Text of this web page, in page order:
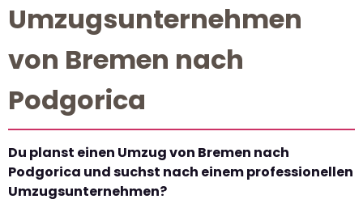
Umzugsunternehmen
von Bremen nach
Podgorica
Du planst einen Umzug von Bremen nach
Podgorica und suchst nach einem professionellen
Umzugsunternehmen?